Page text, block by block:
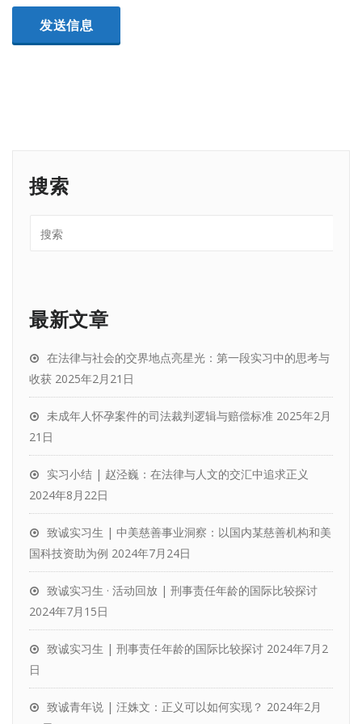
搜索
最新文章
在法律与社会的交界地点亮星光：第一段实习中的思考与
收获 2025年2月21日
未成年人怀孕案件的司法裁判逻辑与赔偿标准 2025年2月
21日
实习小结 | 赵泾巍：在法律与人文的交汇中追求正义
2024年8月22日
致诚实习生 | 中美慈善事业洞察：以国内某慈善机构和美
国科技资助为例 2024年7月24日
致诚实习生 · 活动回放 | 刑事责任年龄的国际比较探讨
2024年7月15日
致诚实习生 | 刑事责任年龄的国际比较探讨 2024年7月2
日
致诚青年说 | 汪姝文：正义可以如何实现？ 2024年2月